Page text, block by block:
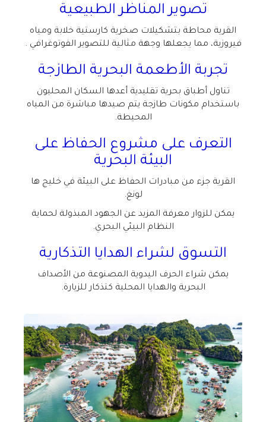
تصوير المناظر الطبيعية
القرية محاطة بتشكيلات صخرية كارستية خلابة ومياه
فيروزية، مما يجعلها وجهة مثالية للتصوير الفوتوغرافي .
تجربة الأطعمة البحرية الطازجة
تناول أطباق بحرية تقليدية أعدها السكان المحليون
باستخدام مكونات طازجة يتم صيدها مباشرة من المياه
المحيطة.
التعرف على مشروع الحفاظ على
البيئة البحرية
القرية جزء من مبادرات الحفاظ على البيئة في خليج ها
لونغ.
يمكن للزوار معرفة المزيد عن الجهود المبذولة لحماية
النظام البيئي البحري.
التسوق لشراء الهدايا التذكارية
يمكن شراء الحرف اليدوية المصنوعة من الأصداف
البحرية والهدايا المحلية كتذكار للزيارة.